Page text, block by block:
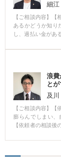
細江
【ご相談内容】
あるかどうか知り
し、過払い金があ
訴訟外の交渉だと
ことがほとんど
れ、金額的にも
が受け取れる可能
つと請求できなく
浪費
と
及川
【ご相談内容】
膨らんでしまい、
【依頼者の相談
十分あると考えら